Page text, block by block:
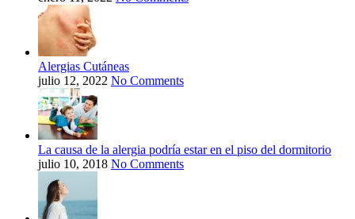
Alergias Cutáneas
julio 12, 2022 No Comments
La causa de la alergia podría estar en el piso del dormitorio
julio 10, 2018 No Comments